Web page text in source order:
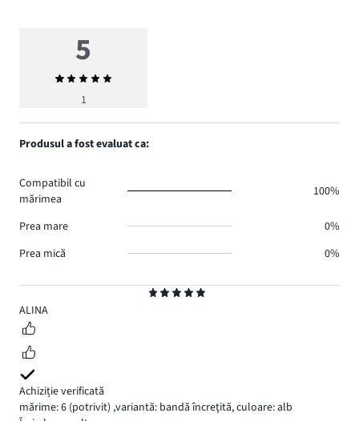
5
ALINA
Achiziție verificată
mărime: 6 (potrivit) ,variantă: bandă încreţită,culoare: alb
5
Evaluarea
medie
1
Produsul a fost evaluat ca:
Compatibil cu
mărimea
100%
Prea mare
0%
Prea mică
0%